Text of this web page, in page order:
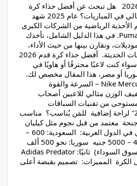
أفضل حذاء كرة قدم 2026 هل تبحث عن أفضل حذاء كرة
قدم يمنحك الأداء المثالي في المباريات؟ عام 2025 شهد
الرياضية من الشركات الكبرى
مثل Nike وAdidas وPuma. في هذا الدليل الشامل، نأخذك
ونقارن بينها من حيث الأداء،
الراحة، السعر، والتقنيات الحديثة. أفضل حذاء كرة قدم 2026
كنت لاعبًا محترفًا أو هاويًا في
أو مصر، هذا المقال مخصص لك.
أولاً: حذاء Nike Mercurial 2026 – السرعة والقوة
الوزن مثالي للاعبين أصحاب
من تقنيات السباقات
تكنولوجيا "Zoom Air" لراحة إضافية للمَن يُناسب؟ مناسب
معتمد من قبل نجوم مثل كيليان
مبابي السعر التقريبي في الدول العربية: السعودية: 600 –
800 ريال مصر: 4000 – 5000 جنيه سوريا: نحو 500 ألف
ليرة سورية (حسب السوق السوداء) ثانيًا: Adidas Predator
على الكرة المميزات: تصميم بقبضة أعلى